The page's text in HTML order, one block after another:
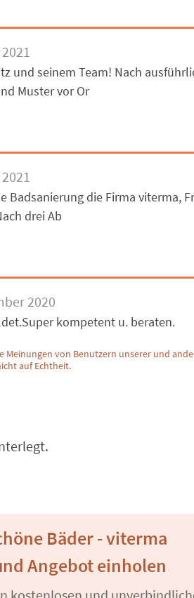
und seinem Team! Nach
Muster vor Or
Badsanierung die Firma viterma,
drei Ab
2020
kompetent u. beraten.
Meinungen von Benutzern unserer und
auf Echtheit.
Bäder - viterma
Angebot einholen